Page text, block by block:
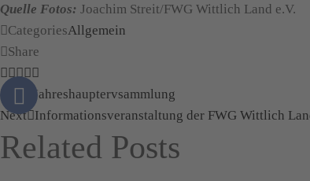
Quelle Fotos: Joachim Streit/FWG Wittlich Land e.V.
CategoriesAllgemein
Share
Facebook
Twitter
LinkedIn
Pinterest
WhatsApp
Prev
Jahreshauptervsammlung
Next Informationsveranstaltung der FWG Wittlich
Related Posts